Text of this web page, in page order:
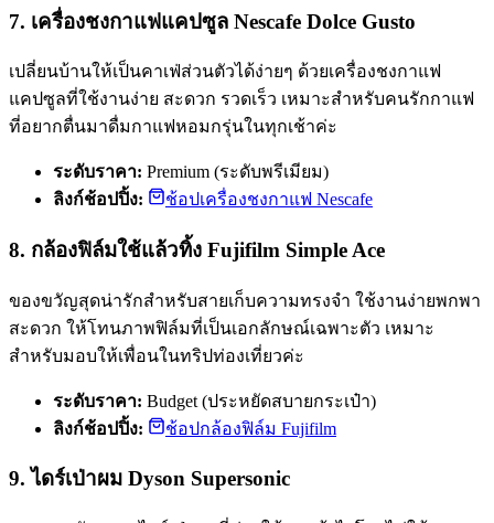
7. เครื่องชงกาแฟแคปซูล Nescafe Dolce Gusto
เปลี่ยนบ้านให้เป็นคาเฟ่ส่วนตัวได้ง่ายๆ ด้วยเครื่องชงกาแฟ
แคปซูลที่ใช้งานง่าย สะดวก รวดเร็ว เหมาะสำหรับคนรักกาแฟ
ที่อยากตื่นมาดื่มกาแฟหอมกรุ่นในทุกเช้าค่ะ
ระดับราคา: Premium (ระดับพรีเมียม)
ลิงก์ช้อปปิ้ง:
ช้อปเครื่องชงกาแฟ Nescafe
8. กล้องฟิล์มใช้แล้วทิ้ง Fujifilm Simple Ace
ของขวัญสุดน่ารักสำหรับสายเก็บความทรงจำ ใช้งานง่ายพกพา
สะดวก ให้โทนภาพฟิล์มที่เป็นเอกลักษณ์เฉพาะตัว เหมาะ
สำหรับมอบให้เพื่อนในทริปท่องเที่ยวค่ะ
ระดับราคา: Budget (ประหยัดสบายกระเป๋า)
ลิงก์ช้อปปิ้ง:
ช้อปกล้องฟิล์ม Fujifilm
9. ไดร์เป่าผม Dyson Supersonic